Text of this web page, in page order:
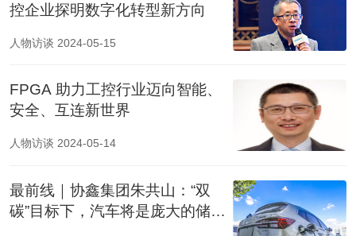
控企业探明数字化转型新方向
人物访谈 2024-05-15
FPGA 助力工控行业迈向智能、
安全、互连新世界
人物访谈 2024-05-14
最前线｜协鑫集团朱共山：“双
碳”目标下，汽车将是庞大的储能